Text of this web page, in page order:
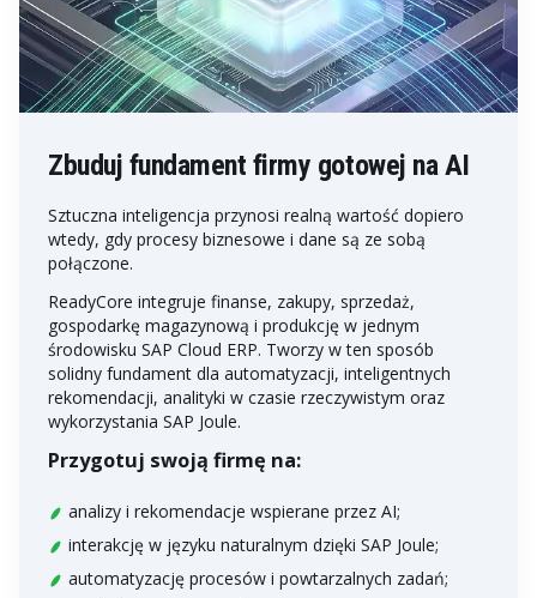
Zbuduj fundament firmy gotowej na AI
Sztuczna inteligencja przynosi realną wartość dopiero
wtedy, gdy procesy biznesowe i dane są ze sobą
połączone.
ReadyCore integruje finanse, zakupy, sprzedaż,
gospodarkę magazynową i produkcję w jednym
środowisku SAP Cloud ERP. Tworzy w ten sposób
solidny fundament dla automatyzacji, inteligentnych
rekomendacji, analityki w czasie rzeczywistym oraz
wykorzystania SAP Joule.
Przygotuj swoją firmę na:
analizy i rekomendacje wspierane przez AI;
interakcję w języku naturalnym dzięki SAP Joule;
automatyzację procesów i powtarzalnych zadań;